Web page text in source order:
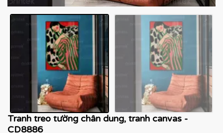
Tranh treo tường chân dung, tranh canvas -
CD8886